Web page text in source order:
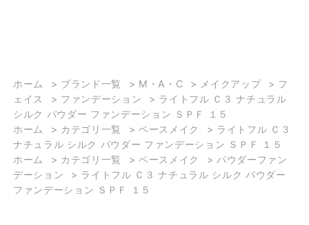
ホーム > ブランド一覧 > M・A・C > メイクアップ > フ
ェイス
> ファンデーション > ライトフル Ｃ３ ナチュラル
シルク パウダー ファンデーション ＳＰＦ １５
ホーム
> カテゴリ一覧 >ベースメイク > ライトフル Ｃ３
ナチュラル シルク パウダー ファンデーション ＳＰＦ １５
ホーム
> カテゴリ一覧 >ベースメイク > パウダーファン
デーション
> ライトフル Ｃ３ ナチュラル シルク パウダー
ファンデーション ＳＰＦ １５